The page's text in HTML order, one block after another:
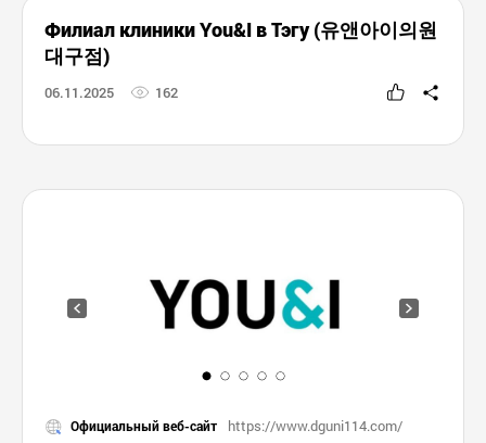
Филиал клиники You&I в Тэгу (유앤아이의원
대구점)
06.11.2025 162
Официальный веб-сайт https://www.dguni114.com/